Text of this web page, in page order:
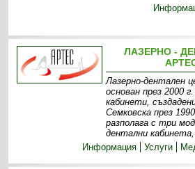
ЛАЗЕРНО -
Лазерно-дентален
основан през 2000
кабинети,
Семковска през
разполага с три
дентални кабинета,
Информация
Услуги